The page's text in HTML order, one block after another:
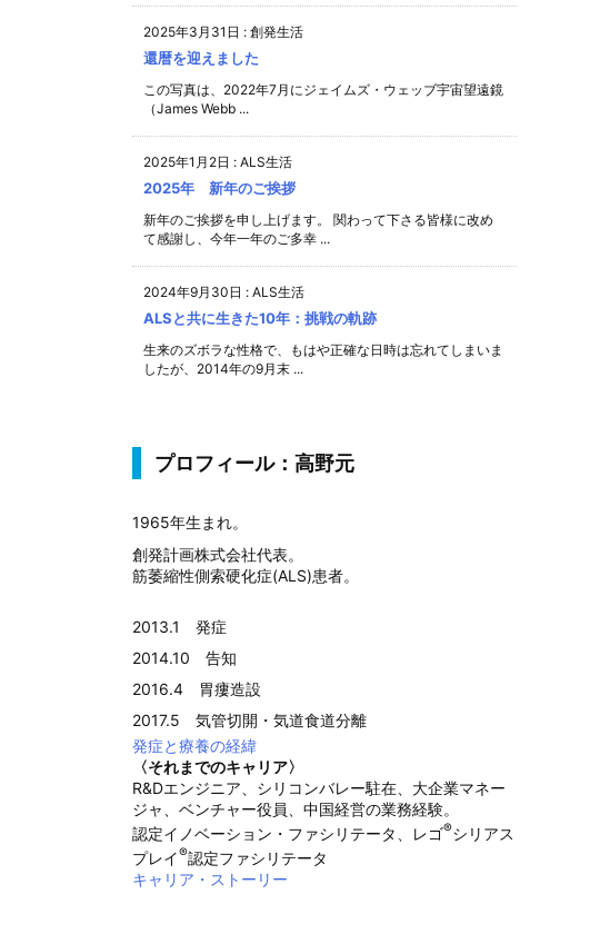
2025年3月31日 : 創発生活
還暦を迎えました
この写真は、2022年7月にジェイムズ・ウェッブ宇宙望遠鏡
（James Webb ...
2025年1月2日 : ALS生活
2025年 新年のご挨拶
新年のご挨拶を申し上げます。 関わって下さる皆様に改め
て感謝し、今年一年のご多幸 ...
2024年9月30日 : ALS生活
ALSと共に生きた10年：挑戦の軌跡
生来のズボラな性格で、もはや正確な日時は忘れてしまいま
したが、2014年の9月末 ...
プロフィール：高野元
1965年生まれ。
創発計画株式会社代表。
筋萎縮性側索硬化症(ALS)患者。
2013.1 発症
2014.10 告知
2016.4 胃瘻造設
2017.5 気管切開・気道食道分離
発症と療養の経緯
〈それまでのキャリア〉
R&Dエンジニア、シリコンバレー駐在、大企業マネー
ジャ、ベンチャー役員、中国経営の業務経験。
認定イノベーション・ファシリテータ、レゴ®シリアス
プレイ®認定ファシリテータ
キャリア・ストーリー